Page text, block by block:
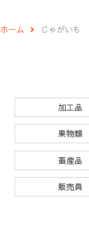
ホーム じゃがいも
加工品
果物類
畜産品
販売員